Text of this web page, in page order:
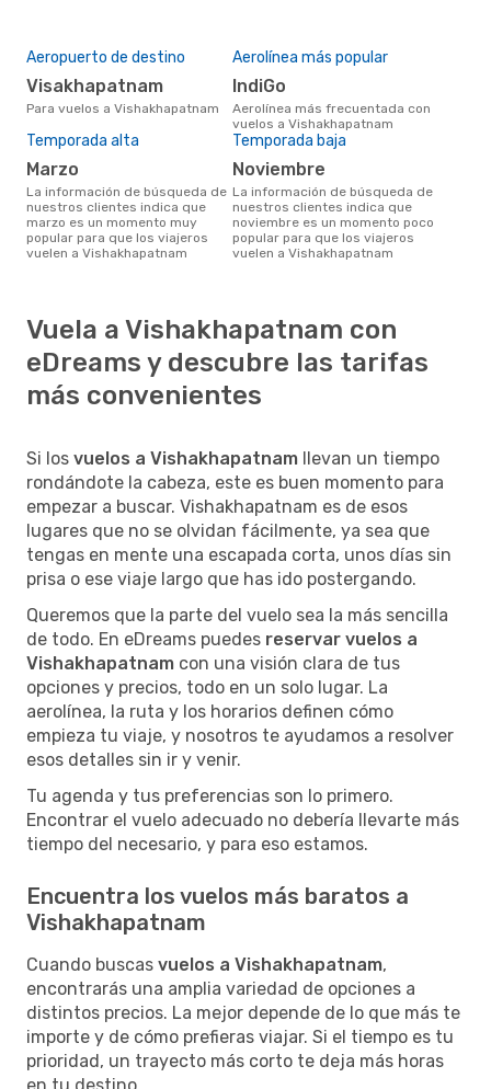
Aeropuerto de destino
Visakhapatnam
Para vuelos a Vishakhapatnam
Aerolínea más popular
IndiGo
Aerolínea más frecuentada con
vuelos a Vishakhapatnam
Temporada alta
marzo
La información de búsqueda de
nuestros clientes indica que
marzo es un momento muy
popular para que los viajeros
vuelen a Vishakhapatnam
Temporada baja
noviembre
La información de búsqueda de
nuestros clientes indica que
noviembre es un momento poco
popular para que los viajeros
vuelen a Vishakhapatnam
Vuela a Vishakhapatnam con
eDreams y descubre las tarifas
más convenientes
Si los vuelos a Vishakhapatnam llevan un tiempo
rondándote la cabeza, este es buen momento para
empezar a buscar. Vishakhapatnam es de esos
lugares que no se olvidan fácilmente, ya sea que
tengas en mente una escapada corta, unos días sin
prisa o ese viaje largo que has ido postergando.
Queremos que la parte del vuelo sea la más sencilla
de todo. En eDreams puedes reservar vuelos a
Vishakhapatnam con una visión clara de tus
opciones y precios, todo en un solo lugar. La
aerolínea, la ruta y los horarios definen cómo
empieza tu viaje, y nosotros te ayudamos a resolver
esos detalles sin ir y venir.
Tu agenda y tus preferencias son lo primero.
Encontrar el vuelo adecuado no debería llevarte más
tiempo del necesario, y para eso estamos.
Encuentra los vuelos más baratos a
Vishakhapatnam
Cuando buscas vuelos a Vishakhapatnam,
encontrarás una amplia variedad de opciones a
distintos precios. La mejor depende de lo que más te
importe y de cómo prefieras viajar. Si el tiempo es tu
prioridad, un trayecto más corto te deja más horas